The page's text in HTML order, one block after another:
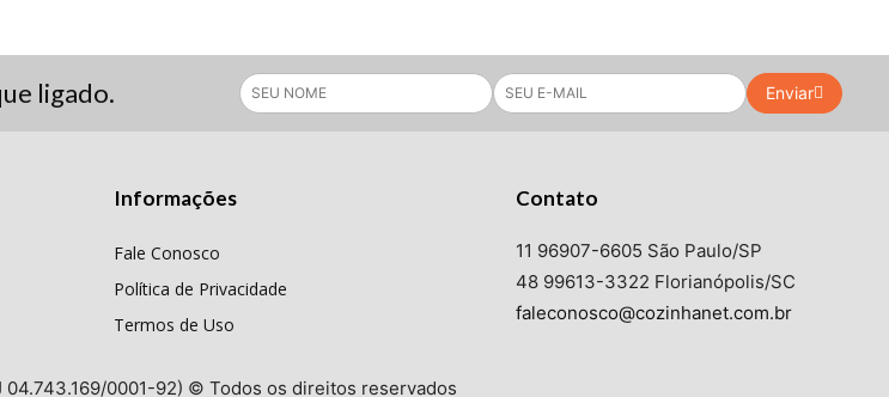
ligado. Enviar
Informações
Fale Conosco
Política de Privacidade
Termos de Uso
Contato
11 96907-6605 São Paulo/SP
48 99613-3322 Florianópolis/SC
faleconosco@cozinhanet.com.br
0001-92) © Todos os direitos reservados